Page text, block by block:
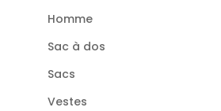
Homme
Sac à dos
Sacs
Vestes